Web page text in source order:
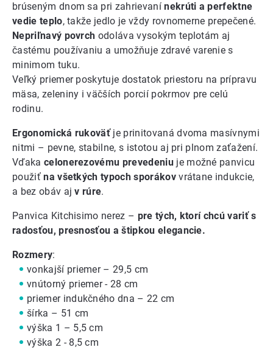
brúseným dnom sa pri zahrievanínekrúti a perfektne
vedie teplo, takže jedlo je vždy rovnomerne prepečené.
Nepriľnavý povrch odoláva vysokým teplotám aj
častému používaniu a umožňuje zdravé varenie s
minimom tuku.
Veľký priemer poskytuje dostatok priestoru na prípravu
mäsa, zeleniny i väčších porcií pokrmov pre celú
rodinu.
Ergonomická rukoväťje prinitovaná dvoma masívnymi
nitmi – pevne, stabilne, s istotou aj pri plnom zaťažení.
Vďaka celonerezovému prevedeniuje možné panvicu
použiťna všetkých typoch sporákovvrátane indukcie,
a bez obáv aj v rúre.
Panvica Kitchisimo nerez – pre tých, ktorí chcú variť s
radosťou, presnosťou a štipkou elegancie.
Rozmery:
vonkajší priemer – 29,5 cm
vnútorný priemer - 28 cm
priemer indukčného dna – 22 cm
šírka – 51 cm
výška 1 – 5,5 cm
výška 2 - 8,5 cm